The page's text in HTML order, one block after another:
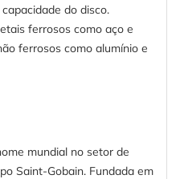
do disco.
ferrosos como aço e
ferrosos como alumínio e
mundial no setor de
Saint-Gobain. Fundada em